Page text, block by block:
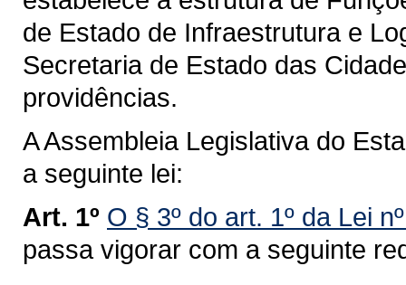
de Estado de Infraestrutura e
Secretaria de Estado das
providências.
A Assembleia Legislativa do
a seguinte lei:
Art. 1º O § 3º do art. 1º da Lei
passa vigorar com a seguinte